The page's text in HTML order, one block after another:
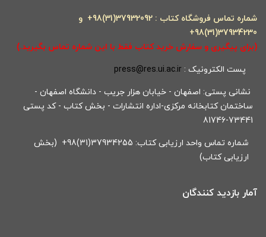
شماره تماس فروشگاه کتاب : 37932092(31)98+ و
37934230(31)98+
(برای پیگیری و سفارش خرید کتاب فقط با این شماره تماس بگیرید.)
پست الکترونیک : press@res.ui.ac.ir
نشانی پستی: اصفهان - خیابان هزار جریب - دانشگاه اصفهان -
ساختمان کتابخانه مرکزی-اداره انتشارات - بخش کتاب - کد پستی
73441-81746
شماره تماس واحد ارزیابی کتاب: 37934255(31)98+ (بخش
ارزیابی کتاب)
آمار بازدید کنندگان